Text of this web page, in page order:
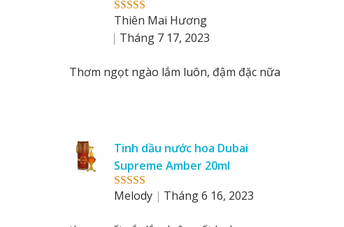
Rated5 out
of 5
Thiên Mai Hương
Tháng 7 17, 2023
Thơm ngọt ngào lắm luôn, đậm đặc nữa
Rated5out
Tinh dầu nước hoa Dubai
Supreme Amber 20ml
Melody
Tháng 6 16, 2023